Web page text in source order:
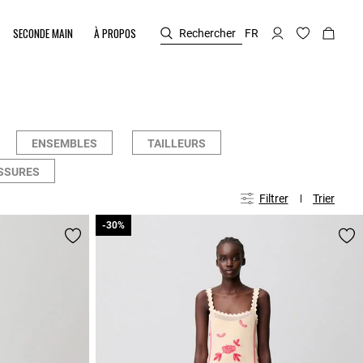
SECONDE MAIN À PROPOS Rechercher FR
ENSEMBLES TAILLEURS
Filtrer Trier
-30%
-30%